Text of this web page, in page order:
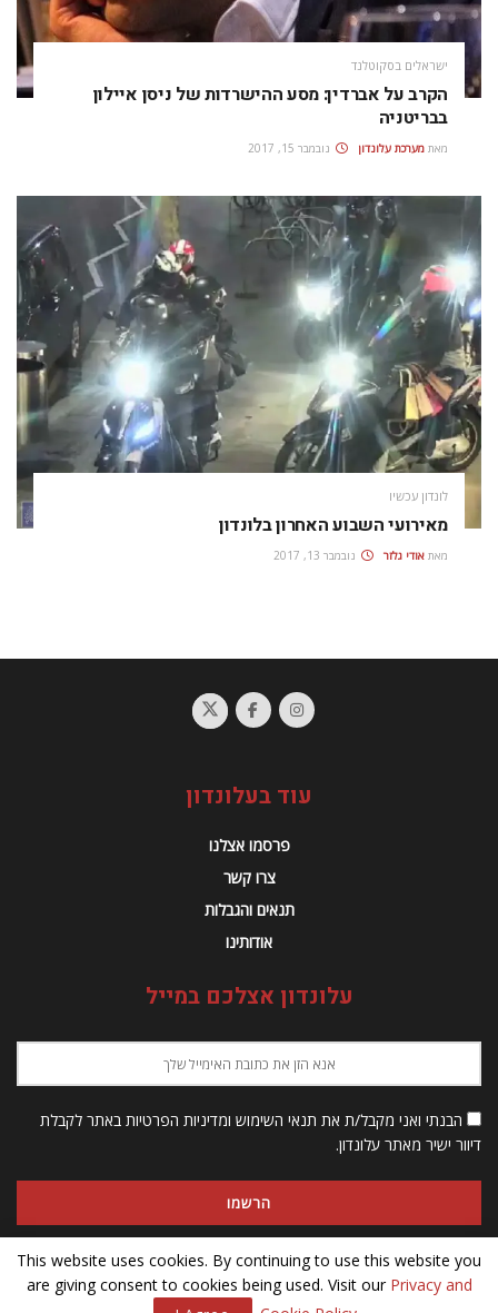
ישראלים בסקוטלנד
הקרב על אברדין: מסע ההישרדות של ניסן איילון
בבריטניה
מאת מערכת עלונדון נובמבר 15, 2017
לונדון עכשיו
מאירועי השבוע האחרון בלונדון
מאת אודי גלזר נובמבר 13, 2017
עוד בעלונדון
פרסמו אצלנו
צרו קשר
תנאים והגבלות
אודותינו
עלונדון אצלכם במייל
הבנתי ואני מקבל/ת את תנאי השימוש ומדיניות הפרטיות באתר לקבלת
דיוור ישיר מאתר עלונדון.
This website uses cookies. By continuing to use this website you
are giving consent to cookies being used. Visit our Privacy and